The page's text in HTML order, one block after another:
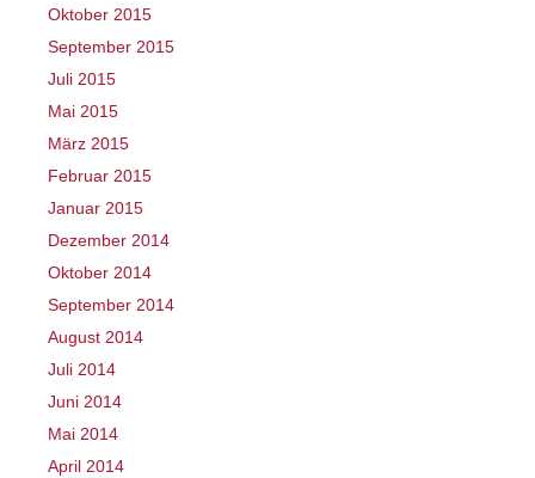
Oktober 2015
September 2015
Juli 2015
Mai 2015
März 2015
Februar 2015
Januar 2015
Dezember 2014
Oktober 2014
September 2014
August 2014
Juli 2014
Juni 2014
Mai 2014
April 2014